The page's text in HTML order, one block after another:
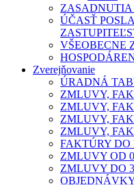
ZASADNUTIA
ÚČASŤ
VŠEOBECNE
Zverejňovanie
ÚRADNÁ
ZMLUVY,
ZMLUVY,
ZMLUVY,
ZMLUVY,
FAKTÚRY DO
ZMLUVY OD
ZMLUVY DO